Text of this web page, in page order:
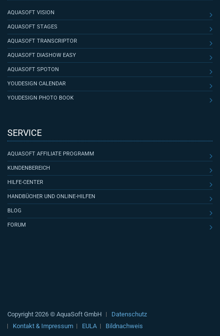
AQUASOFT VISION
AQUASOFT STAGES
AQUASOFT TRANSCRIPTOR
AQUASOFT DIASHOW EASY
AQUASOFT SPOTON
YOUDESIGN CALENDAR
YOUDESIGN PHOTO BOOK
SERVICE
AQUASOFT AFFILIATE PROGRAMM
KUNDENBEREICH
HILFE-CENTER
HANDBÜCHER UND ONLINE-HILFEN
BLOG
FORUM
Copyright 2026 © AquaSoft GmbH
Datenschutz
Kontakt & Impressum
EULA Bildnachweis